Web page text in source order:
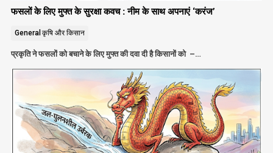
फसलों के लिए मुफ्त के सुरक्षा कवच : नीम के साथ अपनाएं ‘करंज’
General कृषि और किसान
प्रकृति ने फसलों को बचाने के लिए मुफ्त की दवा दी है किसानों को –…